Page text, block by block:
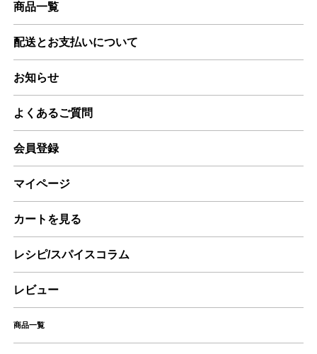
商品一覧
配送とお支払いについて
お知らせ
よくあるご質問
会員登録
マイページ
カートを見る
レシピ/スパイスコラム
レビュー
商品一覧